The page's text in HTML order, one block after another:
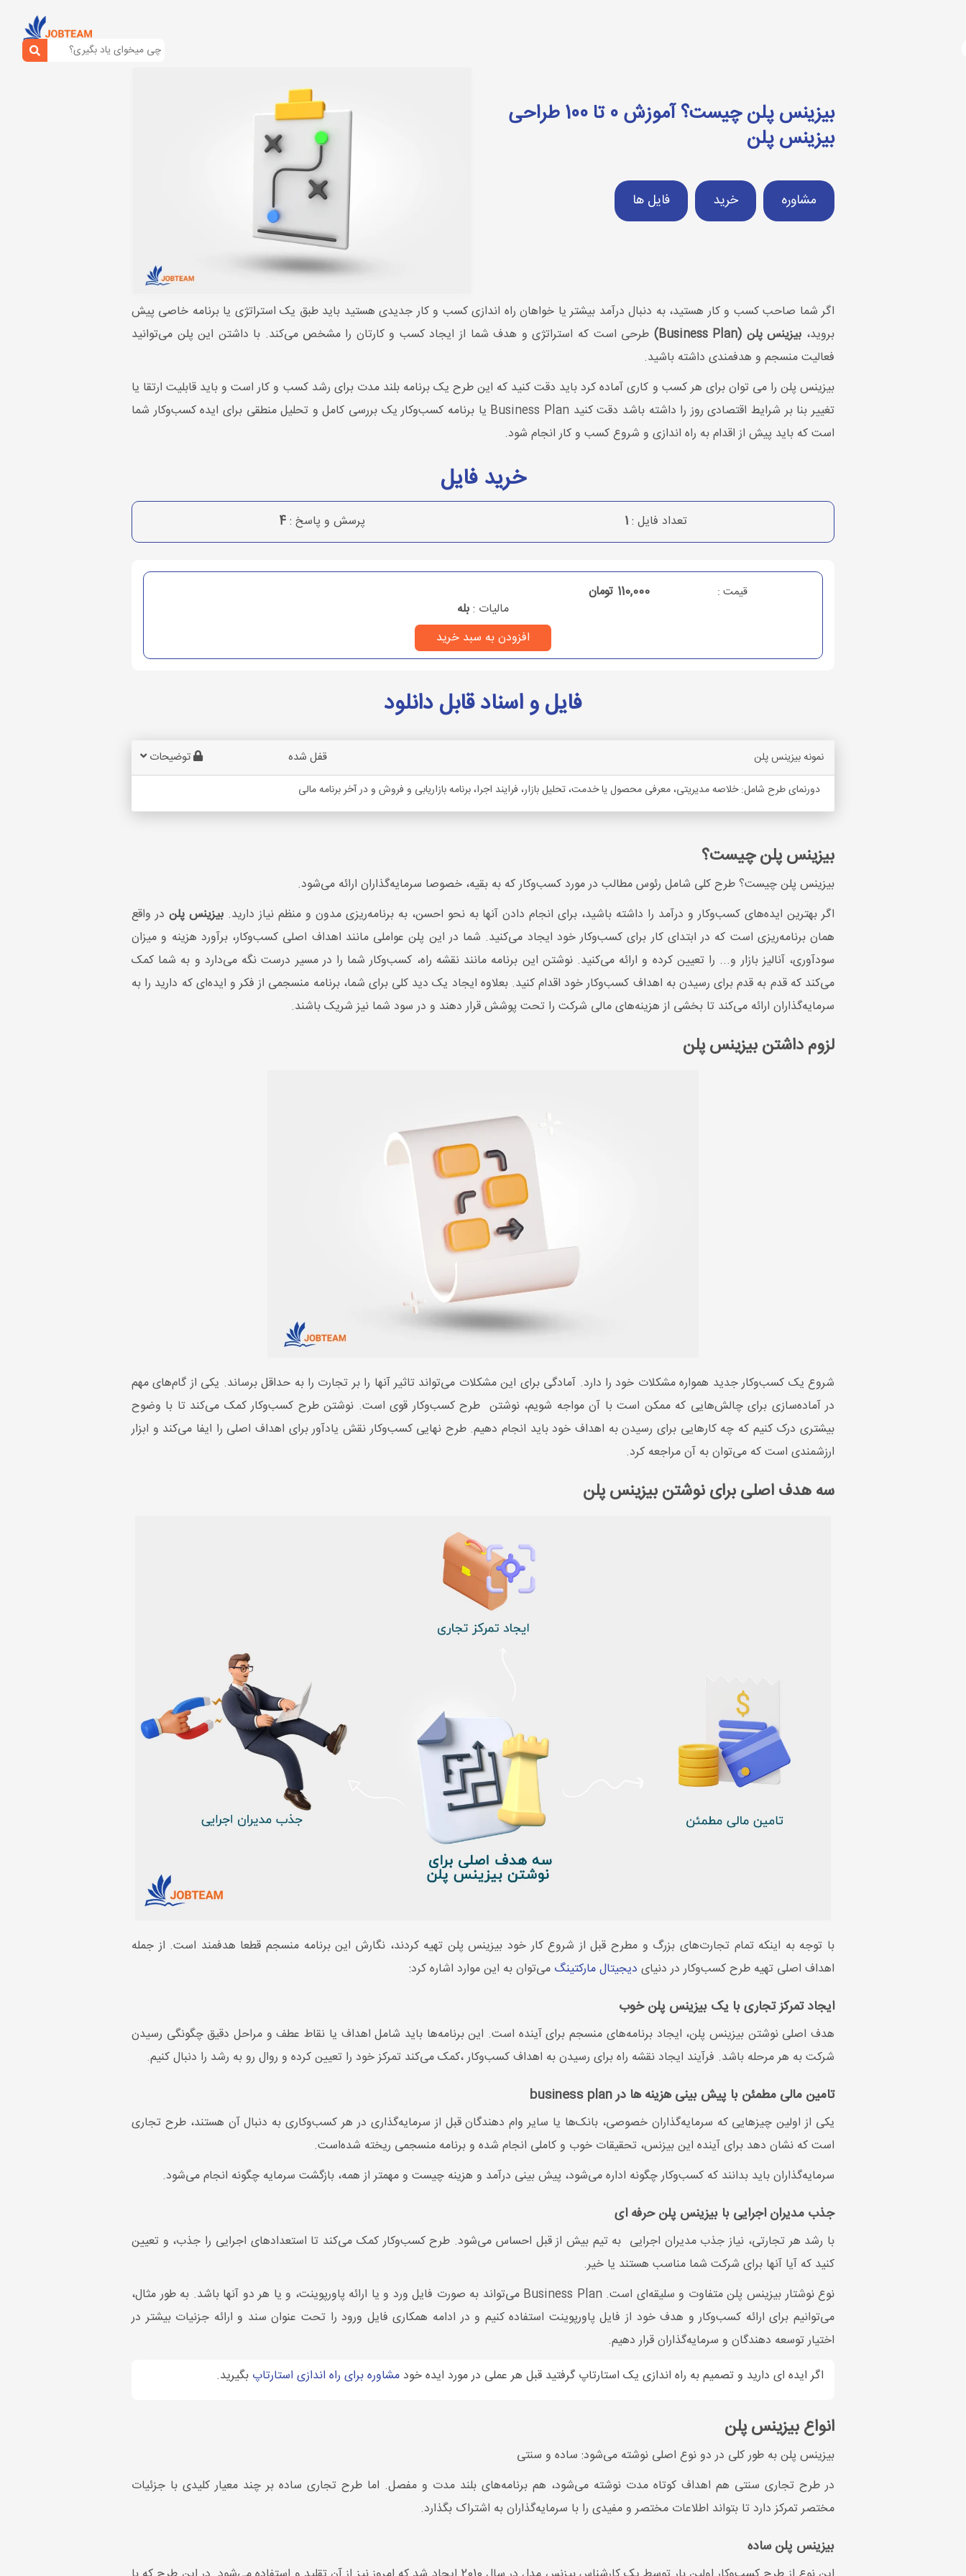
بیزینس پلن چیست؟ آموزش 0 تا 100 طراحی
بیزینس پلن
مشاوره خرید فایل ها
اگر شما صاحب کسب و کار هستید، به دنبال درآمد بیشتر یا خواهان راه اندازی کسب و کار جدیدی هستید باید طبق یک استراتژی یا برنامه خاصی پیش
بروید، بیزینس پلن (Business Plan)
طرحی است که استراتژی و هدف شما از ایجاد کسب و کارتان را مشخص می‌کند. با داشتن این پلن می‌توانید
فعالیت منسجم و هدفمندی داشته باشید.
بیزینس پلن را می توان برای هر کسب و کاری آماده کرد باید دقت کنید که این طرح یک برنامه بلند مدت برای رشد کسب و کار است و باید قابلیت ارتقا یا
تغییر بنا بر شرایط اقتصادی روز را داشته باشد دقت کنید Business Plan یا برنامه کسب‌وکار یک بررسی کامل و تحلیل منطقی برای ایده کسب‌وکار شما
است که باید پیش از اقدام به راه اندازی و شروع کسب و کار انجام شود.
خرید فایل
تعداد فایل :1 پرسش و پاسخ :4
قیمت :
110,000 تومان
مالیات :بله
افزودن به سبد خرید
فایل و اسناد قابل دانلود
نمونه بیزینس پلن قفل شده توضیحات
دورنمای طرح شامل: خلاصه مدیریتی، معرفی محصول یا خدمت، تحلیل بازار، فرایند اجرا، برنامه بازاریابی و فروش و در آخر برنامه مالی
بیزینس پلن چیست؟
بیزینس پلن چیست؟ طرح کلی شامل رئوس مطالب در مورد کسب‌وکار که به بقیه، خصوصا سرمایه‌گذاران ارائه می‌شود.
اگر بهترین ایده‌های کسب‌وکار و درآمد را داشته باشید، برای انجام دادن آنها به نحو احسن، به برنامه‌ریزی مدون و منظم نیاز دارید.بیزینس پلن در واقع
همان برنامه‌ریزی است که در ابتدای کار برای کسب‌وکار خود ایجاد می‌کنید. شما در این پلن عواملی مانند اهداف اصلی کسب‌وکار، برآورد هزینه و میزان
سودآوری، آنالیز بازار و... را تعیین کرده و ارائه می‌کنید. نوشتن این برنامه مانند نقشه راه، کسب‌وکار شما را در مسیر درست نگه می‌دارد و به شما کمک
می‌کند که قدم به قدم برای رسیدن به اهداف کسب‌وکار خود اقدام کنید. بعلاوه ایجاد یک دید کلی برای شما، برنامه منسجمی از فکر و ایده‌ای که دارید را به
سرمایه‌گذاران ارائه می‌کند تا بخشی از هزینه‌های مالی شرکت را تحت پوشش قرار دهند و در سود شما نیز شریک باشند.
لزوم داشتن بیزینس پلن
شروع یک کسب‌وکار جدید همواره مشکلات خود را دارد. آمادگی برای این مشکلات می‌تواند تاثیر آنها را بر تجارت را به حداقل برساند. یکی از گام‌های مهم
در آماده‌سازی برای چالش‌هایی که ممکن است با آن مواجه شویم، نوشتن طرح کسب‌وکار قوی است. نوشتن طرح کسب‌وکار کمک می‌کند تا با وضوح
بیشتری درک کنیم که چه کارهایی برای رسیدن به اهداف خود باید انجام دهیم. طرح نهایی کسب‌وکار نقش یادآور برای اهداف اصلی را ایفا می‌کند و ابزار
ارزشمندی است که می‌توان به آن مراجعه کرد.
سه هدف اصلی برای نوشتن بیزینس پلن
با توجه به اینکه تمام تجارت‌های بزرگ و مطرح قبل از شروع کار خود بیزینس پلن تهیه کردند، نگارش این برنامه منسجم قطعا هدفمند است. از جمله
اهداف اصلی تهیه طرح کسب‌وکار در دنیای دیجیتال مارکتینگ می‌توان به این موارد اشاره کرد:
ایجاد تمرکز تجاری با یک بیزینس پلن خوب
هدف اصلی نوشتن بیزینس پلن، ایجاد برنامه‌های منسجم برای آینده است. این برنامه‌ها باید شامل اهداف یا نقاط عطف و مراحل دقیق چگونگی رسیدن
شرکت به هر مرحله باشد. فرآیند ایجاد نقشه راه برای رسیدن به اهداف کسب‌وکار ،کمک می‌کند تمرکز خود را تعیین کرده و روال رو به رشد را دنبال کنیم.
تامین مالی مطمئن با پیش بینی هزینه ها در business plan
یکی از اولین چیزهایی که سرمایه‌گذاران خصوصی، بانک‌ها یا سایر وام دهندگان قبل از سرمایه‌گذاری در هر کسب‌وکاری به دنبال آن هستند، طرح تجاری
است که نشان دهد برای آینده این بیزنس، تحقیقات خوب و کاملی انجام شده و برنامه منسجمی ریخته شده‌است.
سرمایه‌گذاران باید بدانند که کسب‌وکار چگونه اداره می‌شود، پیش بینی درآمد و هزینه چیست و مهمتر از همه، بازگشت سرمایه چگونه انجام می‌شود.
جذب مدیران اجرایی با بیزینس پلن حرفه ای
با رشد هر تجارتی، نیاز جذب مدیران اجرایی به تیم بیش از قبل احساس می‌شود. طرح کسب‌وکار کمک می‌کند تا استعدادهای اجرایی را جذب، و تعیین
کنید که آیا آنها برای شرکت شما مناسب هستند یا خیر.
نوع نوشتار بیزینس پلن متفاوت و سلیقه‌ای است. Business Plan می‌تواند به صورت فایل ورد و یا ارائه پاورپوینت، و یا هر دو آنها باشد. به طور مثال،
می‌توانیم برای ارائه کسب‌وکار و هدف خود از فایل پاورپوینت استفاده کنیم و در ادامه همکاری فایل ورود را تحت عنوان سند و ارائه جزنیات بیشتر در
اختیار توسعه دهندگان و سرمایه‌گذاران قرار دهیم.
اگر ایده ای دارید و تصمیم به راه اندازی یک استارتاپ گرفتید قبل هر عملی در مورد ایده خودمشاوره برای راه اندازی استارتاپ بگیرید.
انواع بیزینس پلن
بیزینس پلن به طور کلی در دو نوع اصلی نوشته می‌شود: ساده و سنتی
در طرح تجاری سنتی هم اهداف کوتاه مدت نوشته می‌شود، هم برنامه‌های بلند مدت و مفصل. اما طرح تجاری ساده بر چند معیار کلیدی با جزئیات
مختصر تمرکز دارد تا بتواند اطلاعات مختصر و مفیدی را با سرمایه‌گذاران به اشتراک بگذارد.
بیزینس پلن ساده